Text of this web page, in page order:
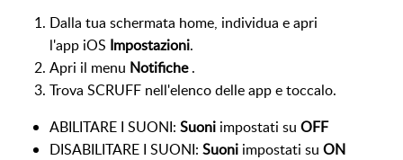
Dalla tua schermata home, individua e apri
l'app iOS Impostazioni.
Apri il menu Notifiche.
Trova SCRUFF nell'elenco delle app e toccalo.
ABILITARE I SUONI: Suoni impostati su OFF
DISABILITARE I SUONI: Suoni impostati su ON